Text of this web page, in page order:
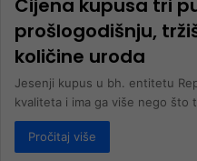
Cijena kupusa tri
prošlogodišnju,
količine uroda
Jesenji kupus u bh. entitetu
kvaliteta i ima ga više nego što
Pročitaj više